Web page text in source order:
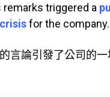
remarks triggered a
for the company.
言論引發了公司的